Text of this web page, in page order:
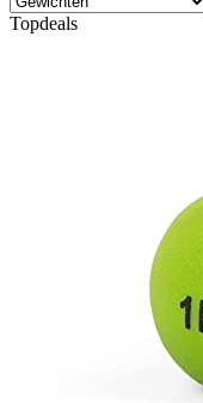
Topdeals